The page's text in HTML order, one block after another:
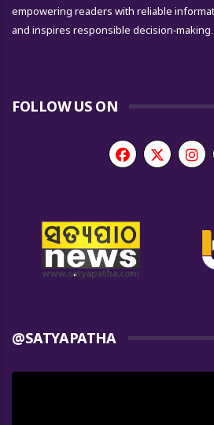
empowering readers with reliable
and inspires responsible decision-making.
FOLLOW US ON
@SATYAPATHA